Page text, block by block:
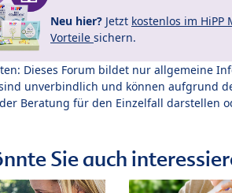
Neu hier? Jetzt kostenlos im
Vorteile sichern.
Dieses Forum bildet nur allgemeine
unverbindlich und können aufgrund
Beratung für den Einzelfall darstellen
Sie auch